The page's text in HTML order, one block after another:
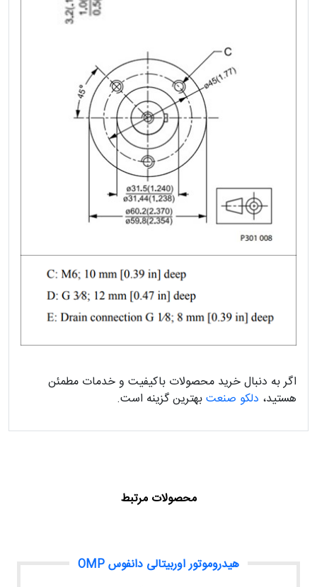
اگر به دنبال خرید محصولات باکیفیت و خدمات مطمئن
هستید، دلکو صنعتبهترین گزینه است.
محصولات مرتبط
هیدروموتور اوربیتالی دانفوس OMP